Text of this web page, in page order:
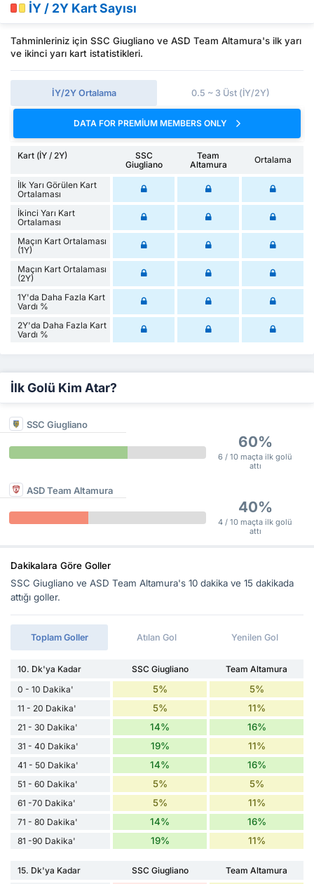
İY / 2Y Kart Sayısı
Tahminleriniz için SSC Giugliano ve ASD Team Altamura's ilk yarı
ve ikinci yarı kart istatistikleri.
İY/2Y Ortalama 0.5 ~ 3 Üst (İY/2Y)
DATA FOR PREMIUM MEMBERS ONLY
Kart (İY / 2Y)
SSC
Giugliano
Team
Altamura
Ortalama
İlk Yarı Görülen Kart
Ortalaması
İkinci Yarı Kart
Ortalaması
Maçın Kart Ortalaması
(1Y)
Maçın Kart Ortalaması
(2Y)
1Y'da Daha Fazla Kart
Vardı %
2Y'da Daha Fazla Kart
Vardı %
İlk Golü Kim Atar?
SSC Giugliano
60%
6 / 10 maçta ilk golü
attı
ASD Team Altamura
40%
4 / 10 maçta ilk golü
attı
Dakikalara Göre Goller
SSC Giugliano ve ASD Team Altamura's 10 dakika ve 15 dakikada
attığı goller.
Toplam Goller Atılan Gol Yenilen Gol
10. Dk'ya Kadar SSC Giugliano
Team Altamura
0 - 10 Dakika'
5% 5%
11 - 20 Dakika' 5% 11%
21 - 30 Dakika' 14% 16%
31 - 40 Dakika' 19% 11%
41 - 50 Dakika' 14% 16%
51 - 60 Dakika' 5% 5%
61 -70 Dakika' 5% 11%
71 - 80 Dakika' 14% 16%
81 -90 Dakika' 19% 11%
15. Dk'ya Kadar SSC Giugliano
Team Altamura